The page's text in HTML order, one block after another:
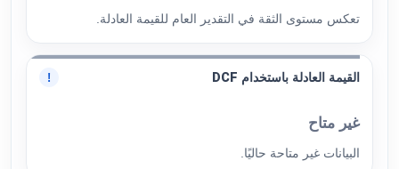
تعكس مستوى الثقة في التقدير العام للقيمة العادلة.
القيمة العادلة باستخدام DCF !
غير متاح
البيانات غير متاحة حاليًا.